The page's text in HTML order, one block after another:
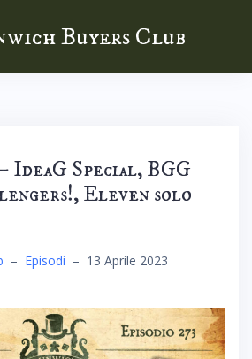
Buyers Club
IdeaG Special, BGG
Eleven solo
– Episodi – 13 Aprile 2023